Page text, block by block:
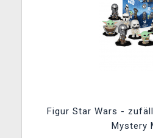
Figur Star Wars -
Mystery